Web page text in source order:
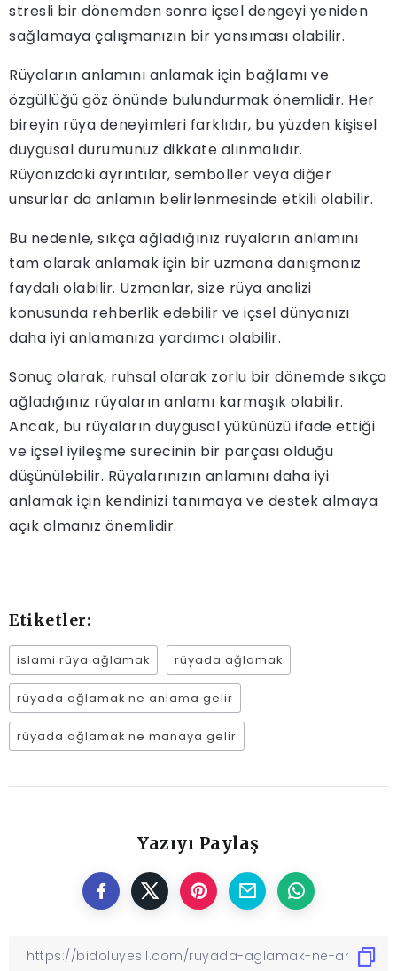
stresli bir dönemden sonra içsel dengeyi yeniden
sağlamaya çalışmanızın bir yansıması olabilir.
Rüyaların anlamını anlamak için bağlamı ve
özgüllüğü göz önünde bulundurmak önemlidir. Her
bireyin rüya deneyimleri farklıdır, bu yüzden kişisel
duygusal durumunuz dikkate alınmalıdır.
Rüyanızdaki ayrıntılar, semboller veya diğer
unsurlar da anlamın belirlenmesinde etkili olabilir.
Bu nedenle, sıkça ağladığınız rüyaların anlamını
tam olarak anlamak için bir uzmana danışmanız
faydalı olabilir. Uzmanlar, size rüya analizi
konusunda rehberlik edebilir ve içsel dünyanızı
daha iyi anlamanıza yardımcı olabilir.
Sonuç olarak, ruhsal olarak zorlu bir dönemde sıkça
ağladığınız rüyaların anlamı karmaşık olabilir.
Ancak, bu rüyaların duygusal yükünüzü ifade ettiği
ve içsel iyileşme sürecinin bir parçası olduğu
düşünülebilir. Rüyalarınızın anlamını daha iyi
anlamak için kendinizi tanımaya ve destek almaya
açık olmanız önemlidir.
Etiketler:
islami rüya ağlamak rüyada ağlamak
rüyada ağlamak ne anlama gelir
rüyada ağlamak ne manaya gelir
Yazıyı Paylaş